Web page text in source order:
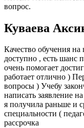
вопрос.
Куваева
Качество обучения
доступно , есть шанс
очень помогает
работает отлично )
вопросы ) Учебу
написать заявление
я получила раньше и
специальности (
рассрочка